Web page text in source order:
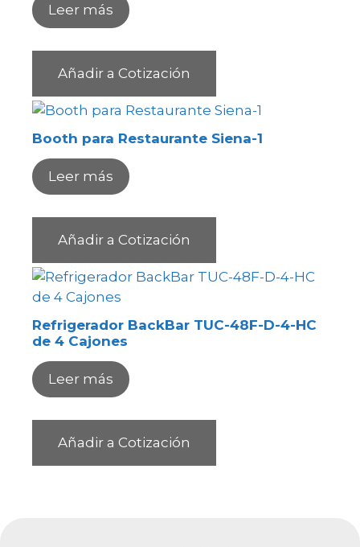
Leer más
Añadir a Cotización
Booth para Restaurante Siena-1
Leer más
Añadir a Cotización
Refrigerador BackBar TUC-48F-D-4-HC
de 4 Cajones
Leer más
Añadir a Cotización